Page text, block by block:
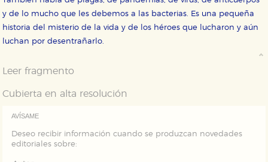
y de lo mucho que les debemos a las bacterias. Es una pequeña
historia del misterio de la vida y de los héroes que lucharon y aún
luchan por desentrañarlo.
Leer fragmento
Cubierta en alta resolución
AVÍSAME
Deseo recibir información cuando se produzcan novedades
editoriales sobre:
nuestro sitio web. Almacenan configuraciones de
servicios para que no tenga que reconfigurarlos cada
tanto, es anónima.
Estas cookies son gestionadas por nuestros socios
relevante para sus intereses en otros sitios. No
navegador y dispositivo de internet.